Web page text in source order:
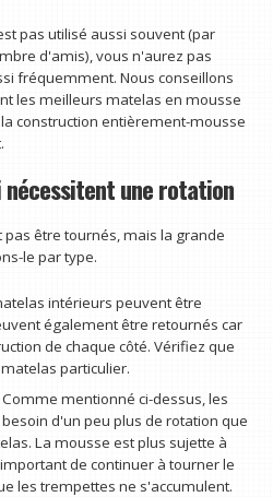
pas utilisé aussi souvent (par
d'amis), vous n'aurez pas
fréquemment. Nous conseillons
les meilleurs matelas en mousse
construction entièrement-mousse
nécessitent une rotation
être tournés, mais la grande
le par type.
intérieurs peuvent être
également être retournés car
de chaque côté. Vérifiez que
particulier.
Comme mentionné ci-dessus, les
d'un peu plus de rotation que
La mousse est plus sujette à
de continuer à tourner le
les trempettes ne s'accumulent.